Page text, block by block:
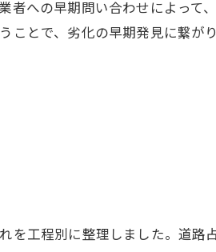
者への早期問い合わせによって
とで、劣化の早期発見に繋がり
を工程別に整理しました。道路